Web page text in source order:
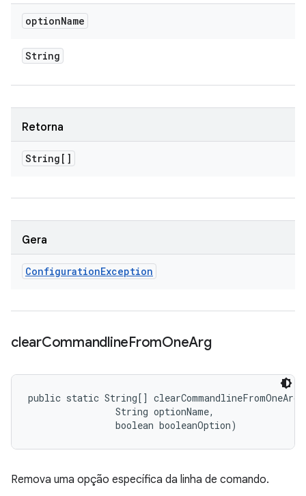
optionName
String
Retorna
String[]
Gera
ConfigurationException
clearCommandlineFromOneArg
public static String[]
                String optionName,
                boolean booleanOption)
Remova uma opção específica da linha de comando.